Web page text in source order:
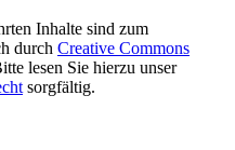
Inhalte sind zum
durch Creative Commons
lesen Sie hierzu unser
sorgfältig.